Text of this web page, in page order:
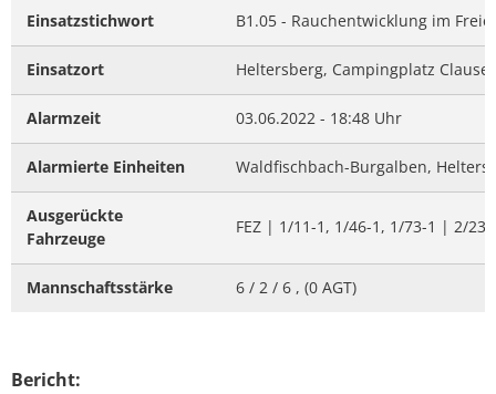
Einsatzstichwort B1.05 - Rauchentwicklung im
Einsatzort Heltersberg, Campingplatz
Alarmzeit 03.06.2022 - 18:48 Uhr
Alarmierte Einheiten Waldfischbach-Burgalben,
Ausgerückte
Fahrzeuge
FEZ | 1/11-1, 1/46-1, 1/73-1 | 2/
Mannschaftsstärke 6 / 2 / 6 , (0 AGT)
Bericht: